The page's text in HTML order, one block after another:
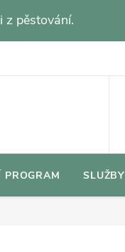
z pěstování.
PROGRAM SLUŽBY